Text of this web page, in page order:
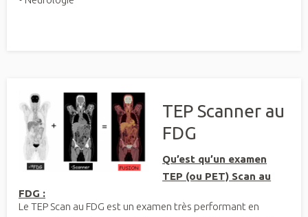
TEP Scanner au
FDG
Qu’est qu’un examen
TEP (ou PET) Scan au
FDG :
Le TEP Scan au FDG est un examen très performant en